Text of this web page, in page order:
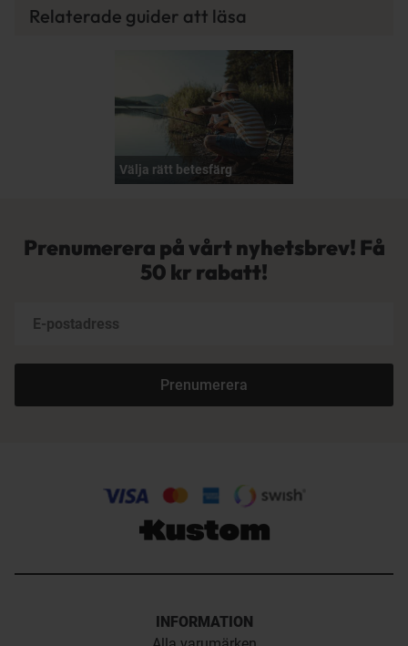
Relaterade guider att läsa
Välja rätt betesfärg
Prenumerera på vårt nyhetsbrev! Få
50 kr rabatt!
Prenumerera
INFORMATION